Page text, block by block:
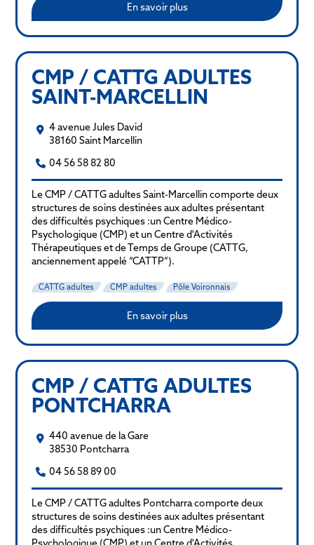
En savoir plus
CMP / CATTG ADULTES
SAINT-MARCELLIN
4 avenue Jules David
38160 Saint Marcellin
04 56 58 82 80
Le CMP / CATTG adultes Saint-Marcellin comporte deux
structures de soins destinées aux adultes présentant
des difficultés psychiques :un Centre Médico-
Psychologique (CMP) et un Centre d'Activités
Thérapeutiques et de Temps de Groupe (CATTG,
anciennement appelé “CATTP”).
CATTG adultes CMP adultes Pôle Voironnais
En savoir plus
CMP / CATTG ADULTES
PONTCHARRA
440 avenue de la Gare
38530 Pontcharra
04 56 58 89 00
Le CMP / CATTG adultes Pontcharra comporte deux
structures de soins destinées aux adultes présentant
des difficultés psychiques :un Centre Médico-